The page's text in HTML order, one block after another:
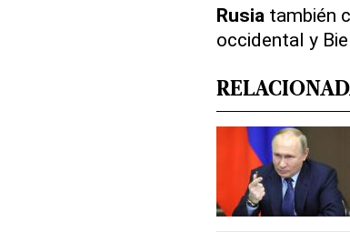
Rusia también
occidental y